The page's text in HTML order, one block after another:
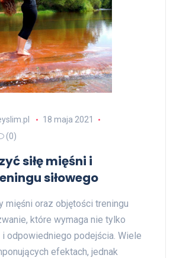
18 maja 2021
(0)
siłę mięśni i
siłowego
mięśni oraz objętości treningu
które wymaga nie tylko
odpowiedniego podejścia. Wiele
efektach, jednak